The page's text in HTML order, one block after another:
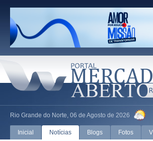
Rio Grande do Norte, 06 de Agosto de 2026
Inicial Notícias Blogs Fotos